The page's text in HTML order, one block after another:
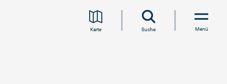
Karte Suche Menü